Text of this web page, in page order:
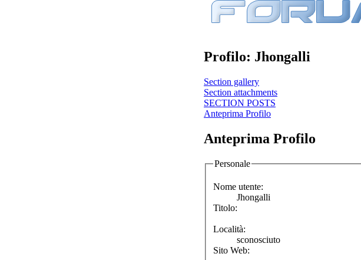
Profilo: Jhongalli
Section gallery
Section attachments
SECTION POSTS
Anteprima Profilo
Anteprima Profilo
Personale
Nome utente:
Jhongalli
Titolo:
Località:
sconosciuto
Sito Web: